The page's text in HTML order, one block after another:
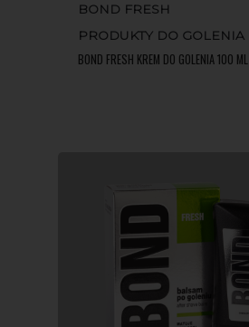
BOND FRESH
PRODUKTY DO GOLENIA
BOND FRESH KREM DO GOLENIA 100 ML